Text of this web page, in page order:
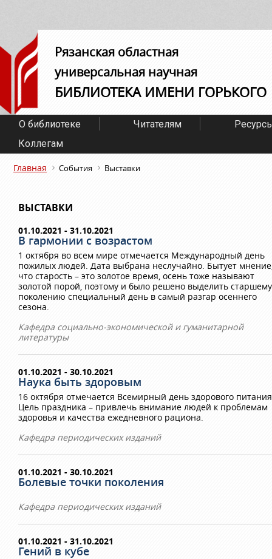
Рязанская областная
универсальная научная
БИБЛИОТЕКА ИМЕНИ ГОРЬКОГО
О библиотеке Читателям
Коллегам
Главная События Выставки
ВЫСТАВКИ
01.10.2021 - 31.10.2021
В гармонии с возрастом
1 октября во всем мире отмечается Международный день
пожилых людей. Дата выбрана неслучайно. Бытует
что старость – это золотое время, осень тоже называют
золотой порой, поэтому и было решено выделить старшему
поколению специальный день в самый разгар осеннего
сезона.
Кафедра социально-экономической и гуманитарной
литературы
01.10.2021 - 30.10.2021
Наука быть здоровым
16 октября отмечается Всемирный день здорового
Цель праздника – привлечь внимание людей к проблемам
здоровья и качества ежедневного рациона.
Кафедра периодических изданий
01.10.2021 - 30.10.2021
Болевые точки поколения
Кафедра периодических изданий
01.10.2021 - 31.10.2021
Гений в кубе